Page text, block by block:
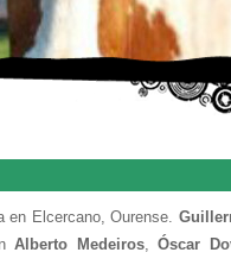
en Elcercano, Ourense.
Alberto Medeiros,Óscar